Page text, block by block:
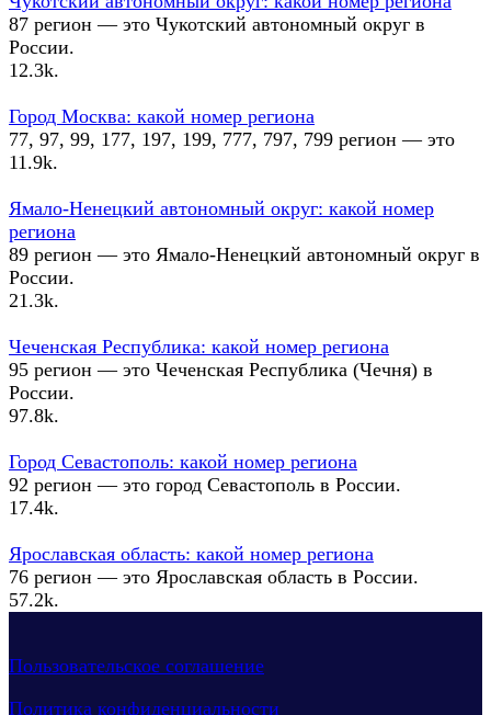
87 регион — это Чукотский автономный округ в
России.
12.3k.
Город Москва: какой номер региона
77, 97, 99, 177, 197, 199, 777, 797, 799 регион — это
11.9k.
Ямало-Ненецкий автономный округ: какой номер
региона
89 регион — это Ямало-Ненецкий автономный округ в
России.
21.3k.
Чеченская Республика: какой номер региона
95 регион — это Чеченская Республика (Чечня) в
России.
97.8k.
Город Севастополь: какой номер региона
92 регион — это город Севастополь в России.
17.4k.
Ярославская область: какой номер региона
76 регион — это Ярославская область в России.
57.2k.
Пользовательское соглашение
Политика конфиденциальности